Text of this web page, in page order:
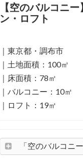
【空のバルコニ
ン・ロフト
｜東京都・調布市
｜土地面積：100㎡
｜床面積：78㎡
｜バルコニー：10㎡
｜ロフト：19㎡
「空のバルコニ